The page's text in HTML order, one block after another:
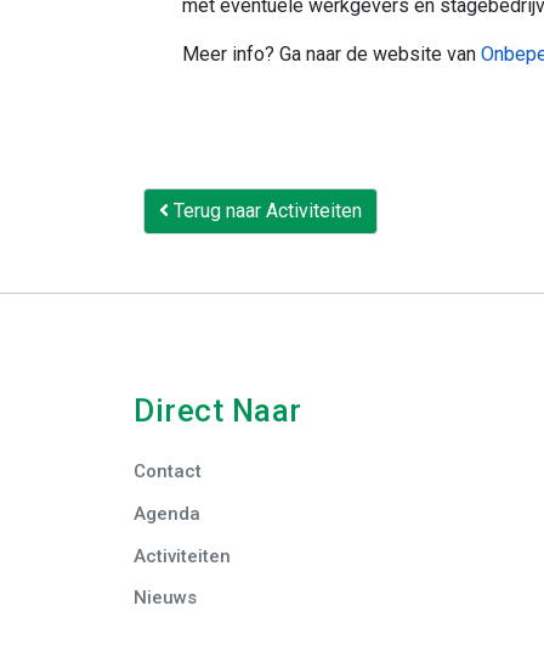
met eventuele werkgevers en
Meer info? Ga naar de website van
Terug naar Activiteiten
Direct Naar
Contact
Agenda
Activiteiten
Nieuws